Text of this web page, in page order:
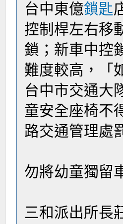
台中東億鎖匙
控制桿左右移
鎖；新車中控
難度較高，「
台中市交通大
童安全座椅不
路交通管理處
勿將幼童獨留
三和派出所長